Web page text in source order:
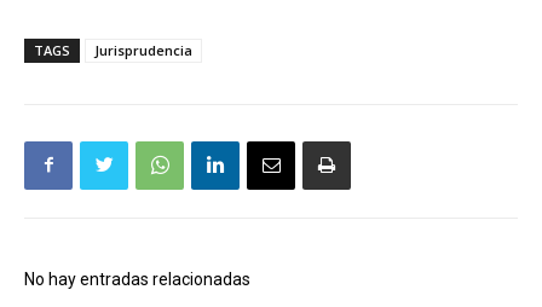
TAGS Jurisprudencia
No hay entradas relacionadas